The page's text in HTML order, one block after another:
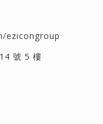
ezicongroup
號 5 樓